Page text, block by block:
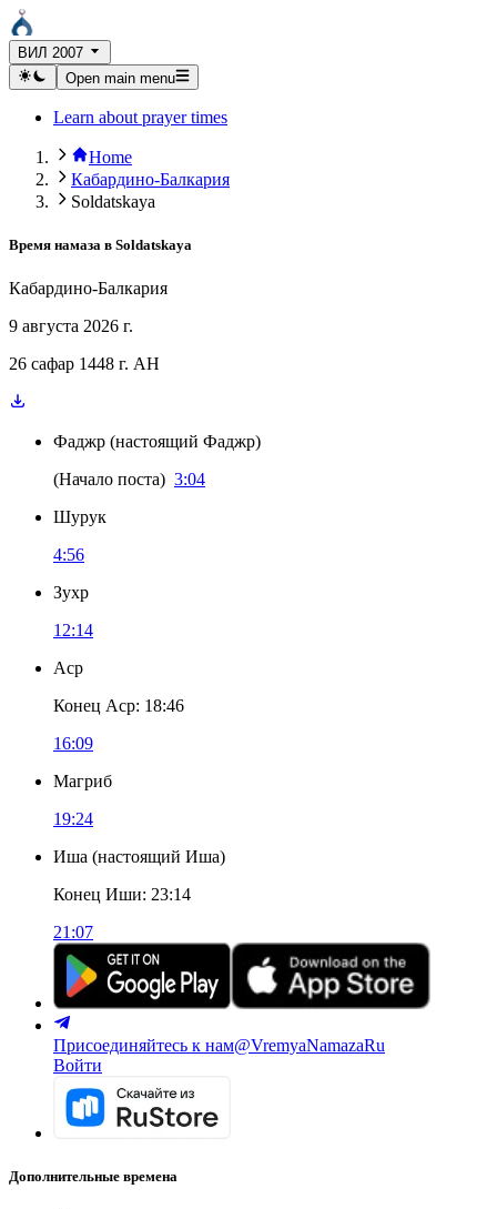
ВИЛ 2007
Open main menu
Learn about prayer times
Home
Кабардино-Балкария
Soldatskaya
Время намаза в Soldatskaya
Кабардино-Балкария
9 августа 2026 г.
26 сафар 1448 г. AH
Фаджр (настоящий Фаджр)
(Начало поста) 3:04
Шурук
4:56
Зухр
12:14
Аср
Конец Аср: 18:46
16:09
Магриб
19:24
Иша (настоящий Иша)
Конец Иши: 23:14
21:07
Присоединяйтесь к нам@VremyaNamazaRu
Войти
Дополнительные времена